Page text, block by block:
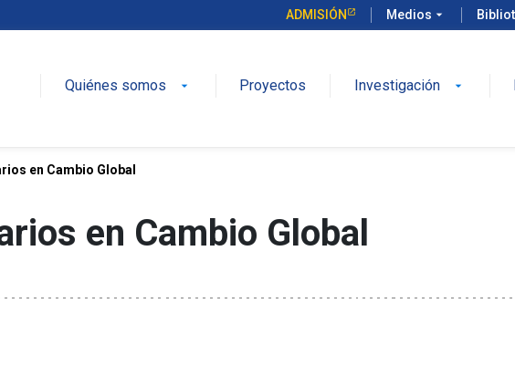
ADMISIÓN Medios arrow_drop_down
Quiénes somos arrow_drop_down Proyectos Investigación arrow_drop_down
en Cambio Global
en Cambio Global